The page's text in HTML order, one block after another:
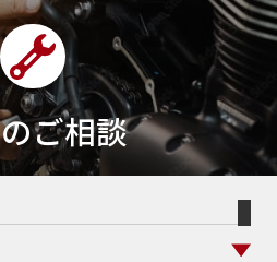
4D94V 4ストローク
5000円 500cc
50cc
50th Anniversary
50th記念モデル50周年
5600シリーズ
液晶5バルブ5月600cc
ご相談